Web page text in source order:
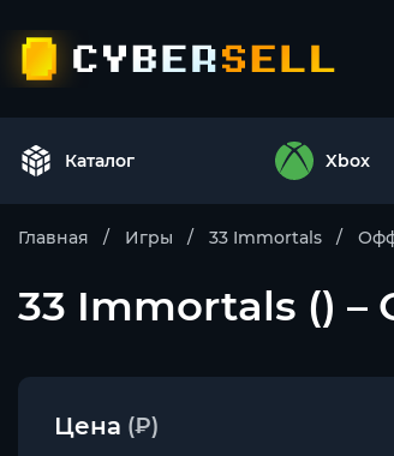
Каталог Xbox
Главная Игры 33 Immortals
33 Immortals () –
Цена (₽)